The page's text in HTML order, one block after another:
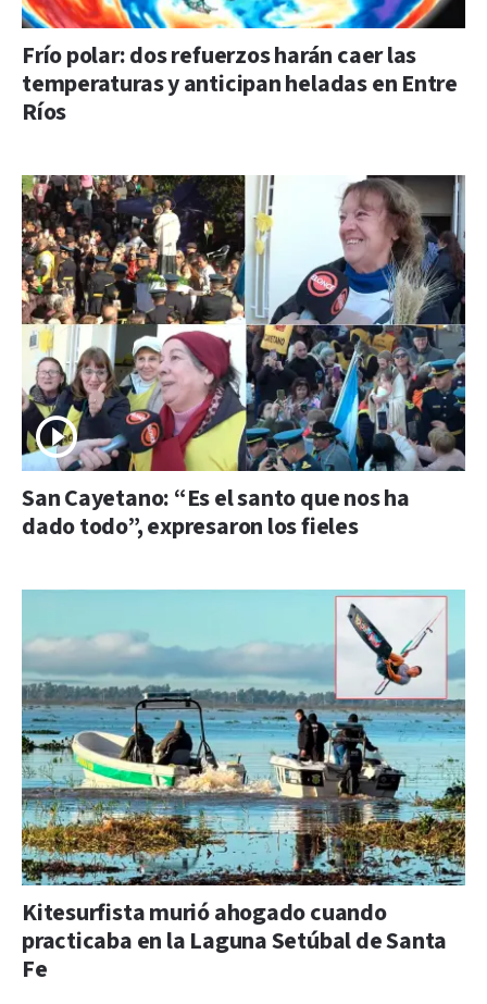
Frío polar: dos refuerzos harán caer las
temperaturas y anticipan heladas en Entre
Ríos
San Cayetano: “Es el santo que nos ha
dado todo”, expresaron los fieles
Kitesurfista murió ahogado cuando
practicaba en la Laguna Setúbal de Santa
Fe